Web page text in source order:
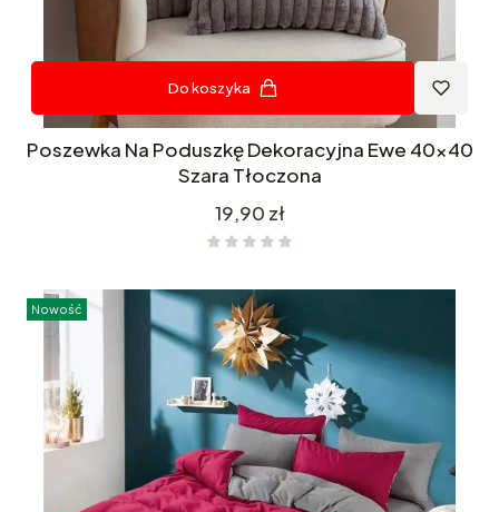
Do koszyka
Poszewka Na Poduszkę Dekoracyjna Ewe 40x40
Szara Tłoczona
Cena
19,90 zł
Nowość